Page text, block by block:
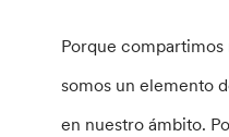
Porque
somos un elemento
en nuestro ámbito.